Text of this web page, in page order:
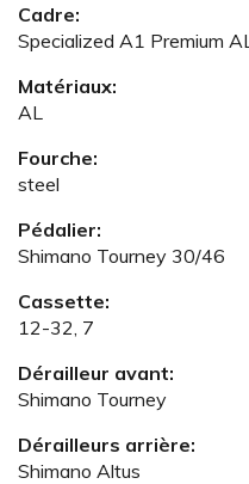
Cadre:
Specialized A1 Premium AL
Matériaux:
AL
Fourche:
steel
Pédalier:
Shimano Tourney 30/46
Cassette:
12-32, 7
Dérailleur avant:
Shimano Tourney
Dérailleurs arrière:
Shimano Altus